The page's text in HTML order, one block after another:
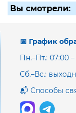
Вы смотрели:
📅 График
Пн.–Пт.: 07:00
Сб.–Вс.:
📬 Способы